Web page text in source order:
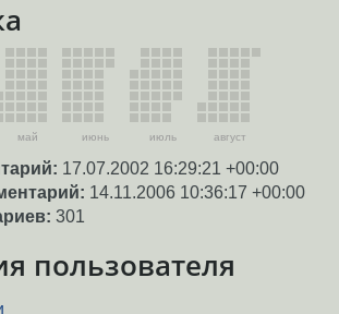
май июнь июль август
17.07.2002 16:29:21 +00:00
14.11.2006 10:36:17 +00:00
301
пользователя